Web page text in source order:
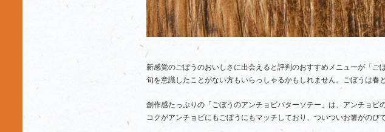
新感覚のごぼうのおいしさに出会えると評判のおすすめメニューが「
旬を意識したことがない方もいらっしゃるかもしれません。ごぼうは春
創作感たっぷりの「ごぼうのアンチョビバターソテー」は、アンチョ
コクがアンチョビにもごぼうにもマッチしており、ついついお箸がのび